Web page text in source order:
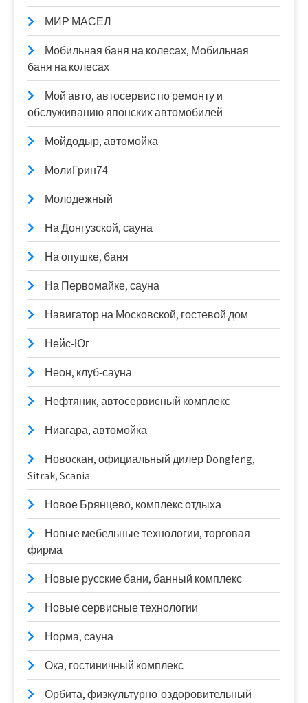
МИР МАСЕЛ
Мобильная баня на колесах, Мобильная
баня на колесах
Мой авто, автосервис по ремонту и
обслуживанию японских автомобилей
Мойдодыр, автомойка
МолиГрин74
Молодежный
На Донгузской, сауна
На опушке, баня
На Первомайке, сауна
Навигатор на Московской, гостевой дом
Нейс-Юг
Неон, клуб-сауна
Нефтяник, автосервисный комплекс
Ниагара, автомойка
Новоcкан, официальный дилер Dongfeng,
Sitrak, Scania
Новое Брянцево, комплекс отдыха
Новые мебельные технологии, торговая
фирма
Новые русские бани, банный комплекс
Новые сервисные технологии
Норма, сауна
Ока, гостиничный комплекс
Орбита, физкультурно-оздоровительный